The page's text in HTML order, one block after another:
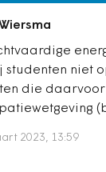
niet
die
2023, 13:59